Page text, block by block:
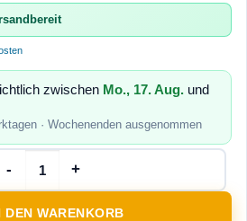
zwischen Mo., 17. Aug. und
· Wochenenden ausgenommen
DEN WARENKORB